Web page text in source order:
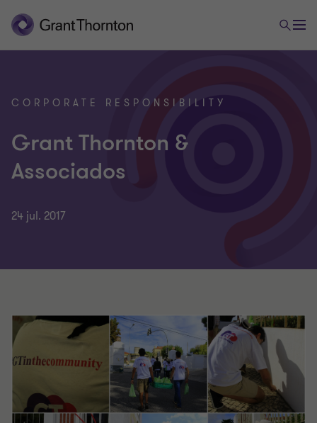
CORPORATE RESPONSIBILITY
Grant Thornton &
Associados
24 jul. 2017